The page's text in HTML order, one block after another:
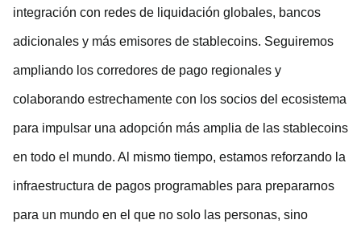
integración con redes de liquidación globales, bancos
adicionales y más emisores de stablecoins. Seguiremos
ampliando los corredores de pago regionales y
colaborando estrechamente con los socios del ecosistema
para impulsar una adopción más amplia de las stablecoins
en todo el mundo. Al mismo tiempo, estamos reforzando la
infraestructura de pagos programables para prepararnos
para un mundo en el que no solo las personas, sino